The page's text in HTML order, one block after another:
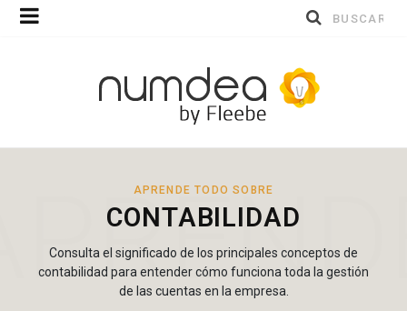
Buscar
APRENDE TODO SOBRE
CONTABILIDAD
Consulta el significado de los principales conceptos de
contabilidad para entender cómo funciona toda la gestión
de las cuentas en la empresa.